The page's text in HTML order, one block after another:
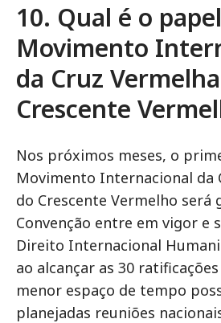
10. Qual é o
Movimento
da Cruz
Crescente
Nos próximos meses, o
Movimento Internacional da
do Crescente Vermelho será
Convenção entre em vigor e
Direito Internacional
ao alcançar as 30
menor espaço de tempo
planejadas reuniões